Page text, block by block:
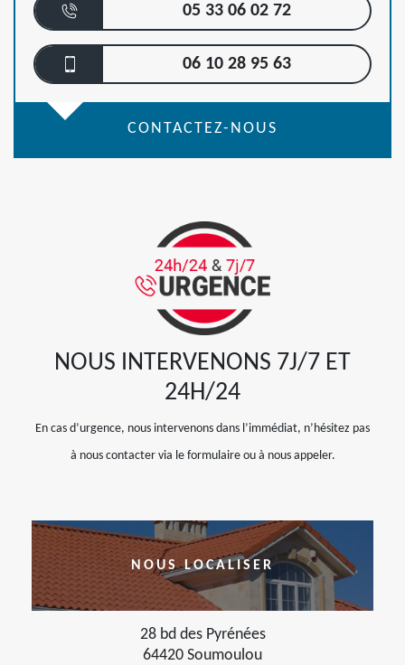
05 33 06 02 72
06 10 28 95 63
CONTACTEZ-NOUS
NOUS INTERVENONS 7J/7 ET
24H/24
En cas d’urgence, nous intervenons dans l’immédiat, n’hésitez pas
à nous contacter via le formulaire ou à nous appeler.
NOUS LOCALISER
28 bd des Pyrénées
64420 Soumoulou